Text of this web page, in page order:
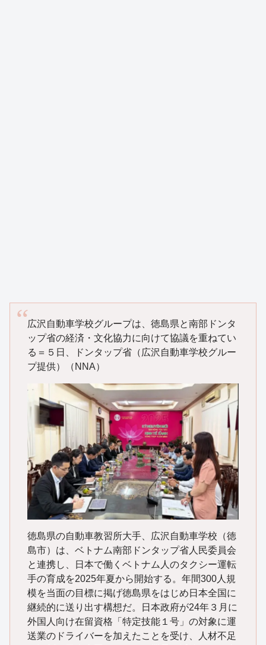
広沢自動車学校グループは、徳島県と南部ドンタ
ップ省の経済・文化協力に向けて協議を重ねてい
る＝５日、ドンタップ省（広沢自動車学校グルー
プ提供）（NNA）
徳島県の自動車教習所大手、広沢自動車学校（徳
島市）は、ベトナム南部ドンタップ省人民委員会
と連携し、日本で働くベトナム人のタクシー運転
手の育成を2025年夏から開始する。年間300人規
模を当面の目標に掲げ徳島県をはじめ日本全国に
継続的に送り出す構想だ。日本政府が24年３月に
外国人向け在留資格「特定技能１号」の対象に運
送業のドライバーを加えたことを受け、人材不足